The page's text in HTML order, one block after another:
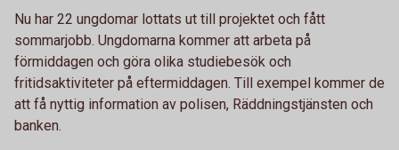
Nu har 22 ungdomar lottats ut till projektet och fått
sommarjobb. Ungdomarna kommer att arbeta på
förmiddagen och göra olika studiebesök och
fritidsaktiviteter på eftermiddagen. Till exempel kommer de
att få nyttig information av polisen, Räddningstjänsten och
banken.